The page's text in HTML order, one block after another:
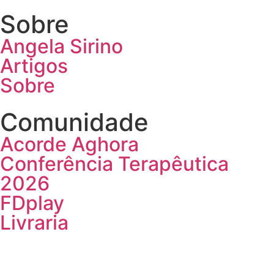
Sobre
Angela Sirino
Artigos
Sobre
Comunidade
Acorde Aghora
Conferência Terapêutica
2026
FDplay
Livraria